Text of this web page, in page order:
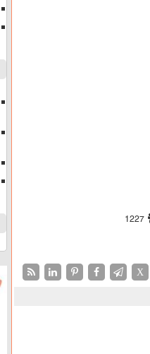
1227
X